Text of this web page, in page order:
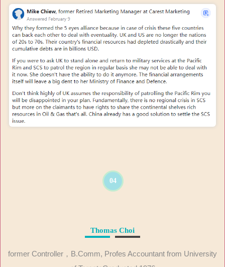
04
Thomas Choi
former Controller，B.Comm, Profes Accountant from University